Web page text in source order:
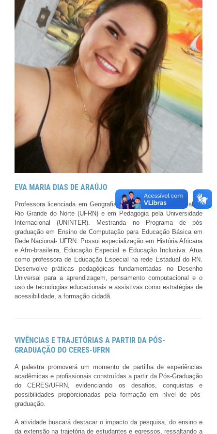
EVA MARIA DIAS DE ARAÚJO
Professora licenciada em Geografia pela Universidade Federal do
Rio Grande do Norte (UFRN) e em Pedagogia pela Universidade
Internacional (UNINTER). Mestranda no Programa de pós
graduação em Ensino de Computação para Educação Básica em
Rede Nacional- UFRN. Possui especialização em História Africana
e Afro-brasileira, Educação Especial e Educação Inclusiva. Atua
como professora de Educação Especial na rede Estadual do RN.
Desenvolve práticas pedagógicas fundamentadas no Desenho
Universal para a aprendizagem, pensamento computacional e o
uso de tecnologias educacionais e assistivas como estratégias de
acessibilidade, a formação cidadã.
VIVÊNCIAS E TRAJETÓRIAS A PARTIR DA PÓS-
GRADUAÇÃO DO CERES-UFRN
A palestra promoverá um momento de partilha de experiências
acadêmicas e profissionais construídas a partir da Pós-Graduação
do CERES/UFRN, evidenciando os desafios, conquistas e
possibilidades proporcionadas pela formação em nível de pós-
graduação.
A atividade buscará destacar o impacto da pesquisa, do ensino e
da extensão na trajetória de estudantes e egressos, ressaltando a